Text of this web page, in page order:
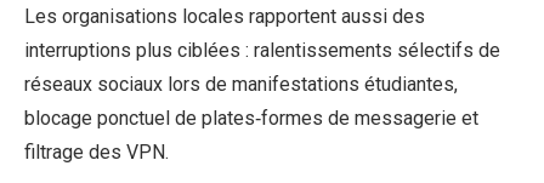
Les organisations locales rapportent aussi des
interruptions plus ciblées : ralentissements sélectifs de
réseaux sociaux lors de manifestations étudiantes,
blocage ponctuel de plates‑formes de messagerie et
filtrage des VPN.